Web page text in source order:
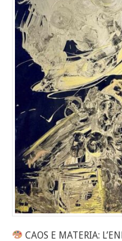
CAOS E MATERIA: